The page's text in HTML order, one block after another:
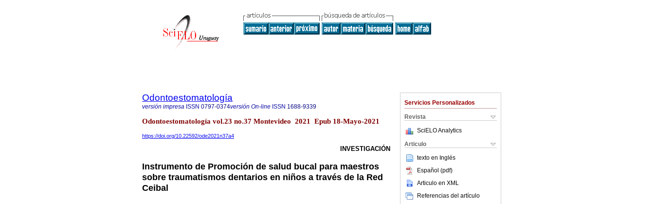
Servicios Personalizados
Revista
SciELO Analytics
Articulo
texto en Inglés
Español (pdf)
Articulo en XML
Referencias del artículo
Odontoestomatología
versión impresa ISSN 0797-0374versión On-line ISSN 1688-9339
Odontoestomatología vol.23 no.37 Montevideo 2021 Epub 18-Mayo-2021
https://doi.org/10.22592/ode2021n37a4
INVESTIGACIÓN
Instrumento de Promoción de salud bucal para maestros
sobre traumatismos dentarios en niños a través de la Red
Ceibal